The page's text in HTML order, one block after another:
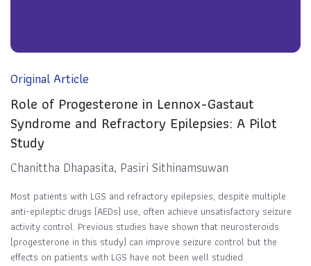
Original Article
Role of Progesterone in Lennox-Gastaut
Syndrome and Refractory Epilepsies: A Pilot
Study
Chanittha Dhapasita, Pasiri Sithinamsuwan
Most patients with LGS and refractory epilepsies, despite multiple
anti-epileptic drugs (AEDs) use, often achieve unsatisfactory seizure
activity control. Previous studies have shown that neurosteroids
(progesterone in this study) can improve seizure control but the
effects on patients with LGS have not been well studied.